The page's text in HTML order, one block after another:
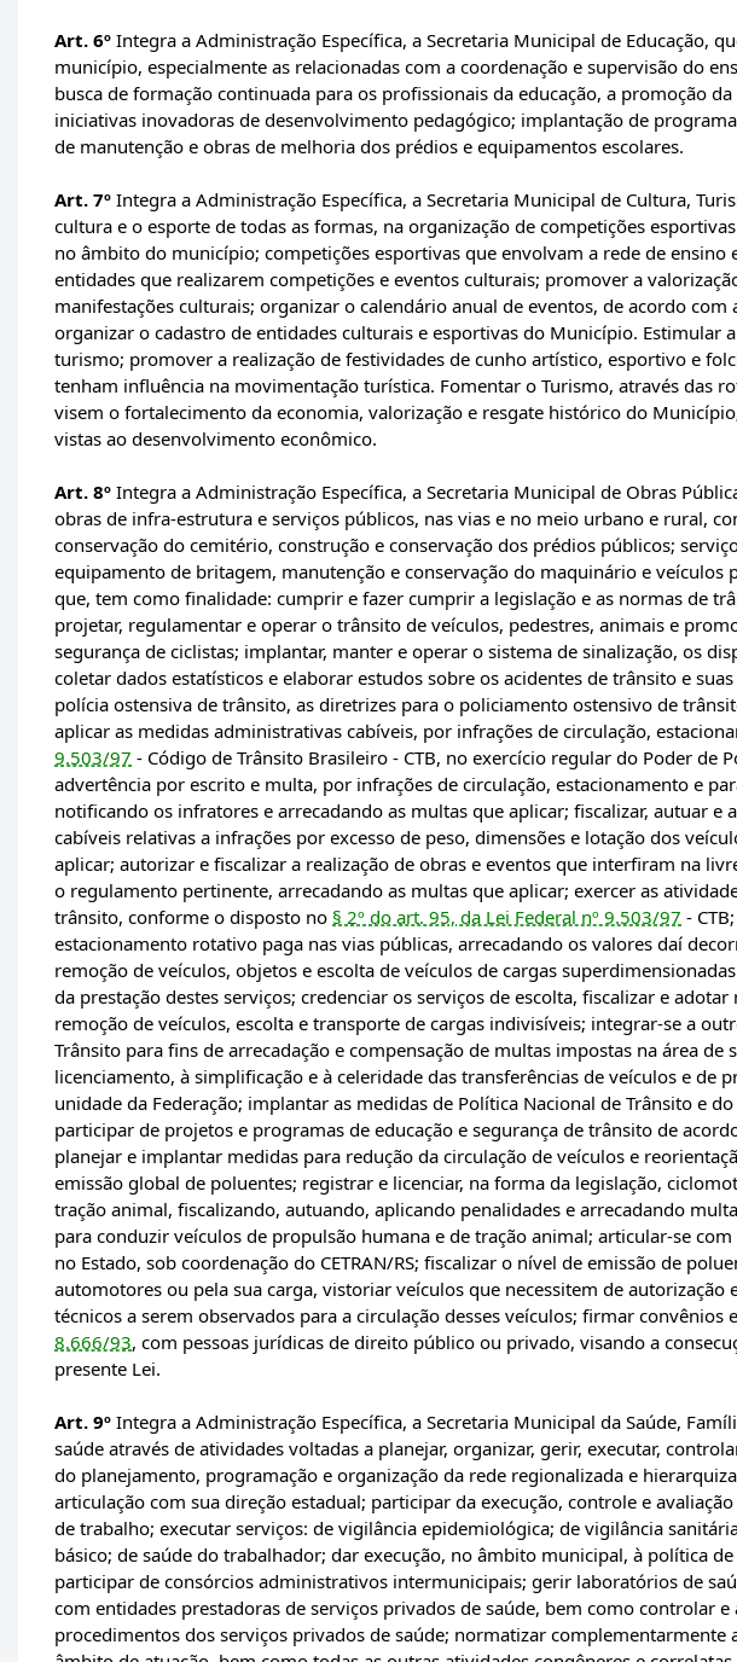
Art. 6º Integra a Administração Específica, a Secretaria Municipal de Educação,
município, especialmente as relacionadas com a coordenação e supervisão do
busca de formação continuada para os profissionais da educação, a promoção
iniciativas inovadoras de desenvolvimento pedagógico; implantação de
de manutenção e obras de melhoria dos prédios e equipamentos escolares.
Art. 7º Integra a Administração Específica, a Secretaria Municipal de Cultura,
cultura e o esporte de todas as formas, na organização de competições
no âmbito do município; competições esportivas que envolvam a rede de ensino
entidades que realizarem competições e eventos culturais; promover a
manifestações culturais; organizar o calendário anual de eventos, de acordo
organizar o cadastro de entidades culturais e esportivas do Município.
turismo; promover a realização de festividades de cunho artístico, esportivo e
tenham influência na movimentação turística. Fomentar o Turismo, através das
visem o fortalecimento da economia, valorização e resgate histórico do
vistas ao desenvolvimento econômico.
Art. 8º Integra a Administração Específica, a Secretaria Municipal de Obras
obras de infra-estrutura e serviços públicos, nas vias e no meio urbano e rural,
conservação do cemitério, construção e conservação dos prédios públicos;
equipamento de britagem, manutenção e conservação do maquinário e veículos
que, tem como finalidade: cumprir e fazer cumprir a legislação e as normas de
projetar, regulamentar e operar o trânsito de veículos, pedestres, animais e
segurança de ciclistas; implantar, manter e operar o sistema de sinalização, os
coletar dados estatísticos e elaborar estudos sobre os acidentes de trânsito e
polícia ostensiva de trânsito, as diretrizes para o policiamento ostensivo de
aplicar as medidas administrativas cabíveis, por infrações de circulação,
9.503/97 - Código de Trânsito Brasileiro - CTB, no exercício regular do Poder de
advertência por escrito e multa, por infrações de circulação, estacionamento e
notificando os infratores e arrecadando as multas que aplicar; fiscalizar, autuar e
cabíveis relativas a infrações por excesso de peso, dimensões e lotação dos
aplicar; autorizar e fiscalizar a realização de obras e eventos que interfiram na
o regulamento pertinente, arrecadando as multas que aplicar; exercer as
trânsito, conforme o disposto no § 2º do art. 95, da Lei Federal nº 9.503/97 -
estacionamento rotativo paga nas vias públicas, arrecadando os valores daí
remoção de veículos, objetos e escolta de veículos de cargas
da prestação destes serviços; credenciar os serviços de escolta, fiscalizar e
remoção de veículos, escolta e transporte de cargas indivisíveis; integrar-se a
Trânsito para fins de arrecadação e compensação de multas impostas na área
licenciamento, à simplificação e à celeridade das transferências de veículos e de
unidade da Federação; implantar as medidas de Política Nacional de Trânsito e
participar de projetos e programas de educação e segurança de trânsito de
planejar e implantar medidas para redução da circulação de veículos e
emissão global de poluentes; registrar e licenciar, na forma da legislação,
tração animal, fiscalizando, autuando, aplicando penalidades e arrecadando
para conduzir veículos de propulsão humana e de tração animal; articular-se
no Estado, sob coordenação do CETRAN/RS; fiscalizar o nível de emissão de
automotores ou pela sua carga, vistoriar veículos que necessitem de autorização
técnicos a serem observados para a circulação desses veículos; firmar convênios
8.666/93, com pessoas jurídicas de direito público ou privado, visando a
presente Lei.
Art. 9º Integra a Administração Específica, a Secretaria Municipal da Saúde,
saúde através de atividades voltadas a planejar, organizar, gerir, executar,
do planejamento, programação e organização da rede regionalizada e
articulação com sua direção estadual; participar da execução, controle e
de trabalho; executar serviços: de vigilância epidemiológica; de vigilância
básico; de saúde do trabalhador; dar execução, no âmbito municipal, à política
participar de consórcios administrativos intermunicipais; gerir laboratórios de
com entidades prestadoras de serviços privados de saúde, bem como controlar
procedimentos dos serviços privados de saúde; normatizar complementarmente